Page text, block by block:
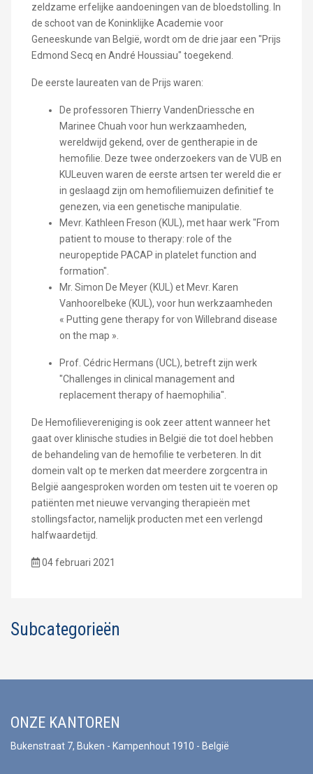
zeldzame erfelijke aandoeningen van de bloedstolling. In
de schoot van de Koninklijke Academie voor
Geneeskunde van België, wordt om de drie jaar een "Prijs
Edmond Secq en André Houssiau" toegekend.
De eerste laureaten van de Prijs waren:
De professoren Thierry VandenDriessche en
Marinee Chuah voor hun werkzaamheden,
wereldwijd gekend, over de gentherapie in de
hemofilie. Deze twee onderzoekers van de VUB en
KULeuven waren de eerste artsen ter wereld die er
in geslaagd zijn om hemofiliemuizen definitief te
genezen, via een genetische manipulatie.
Mevr. Kathleen Freson (KUL), met haar werk "From
patient to mouse to therapy: role of the
neuropeptide PACAP in platelet function and
formation".
Mr. Simon De Meyer (KUL) et Mevr. Karen
Vanhoorelbeke (KUL), voor hun werkzaamheden
« Putting gene therapy for von Willebrand disease
on the map ».
Prof. Cédric Hermans (UCL), betreft zijn werk
"Challenges in clinical management and
replacement therapy of haemophilia".
De Hemofilievereniging is ook zeer attent wanneer het
gaat over klinische studies in België die tot doel hebben
de behandeling van de hemofilie te verbeteren. In dit
domein valt op te merken dat meerdere zorgcentra in
België aangesproken worden om testen uit te voeren op
patiënten met nieuwe vervanging therapieën met
stollingsfactor, namelijk producten met een verlengd
halfwaardetijd.
04 februari 2021
Subcategorieën
ONZE KANTOREN
Bukenstraat 7, Buken - Kampenhout 1910 - België